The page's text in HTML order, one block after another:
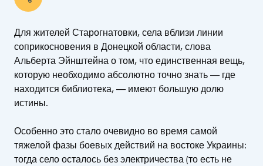
Для жителей Старогнатовки, села вблизи линии
соприкосновения в Донецкой области, слова
Альберта Эйнштейна о том, что единственная вещь,
которую необходимо абсолютно точно знать — где
находится библиотека, — имеют большую долю
истины.
Особенно это стало очевидно во время самой
тяжелой фазы боевых действий на востоке Украины:
тогда село осталось без электричества (то есть не